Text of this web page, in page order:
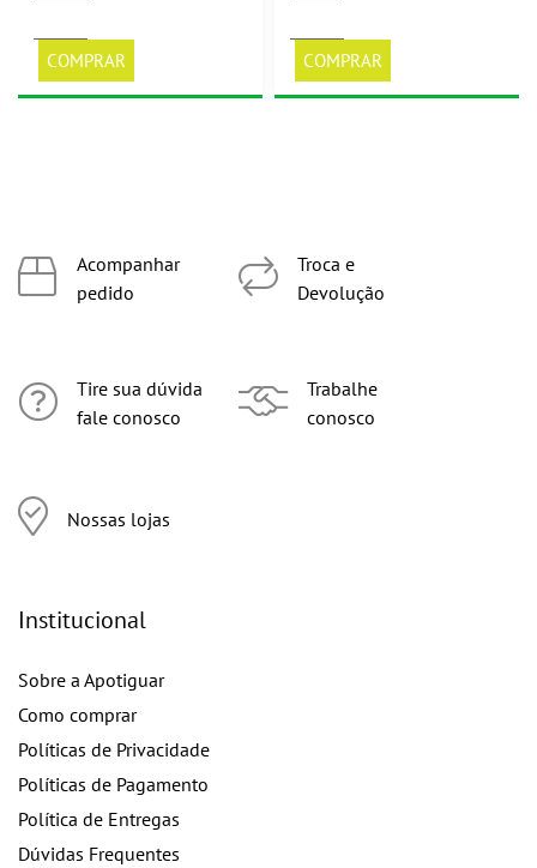
COMPRAR COMPRAR
Acompanhar
pedido
Tire sua dúvida
fale conosco
Nossas lojas
Troca e
Devolução
Trabalhe
conosco
Institucional
Sobre a Apotiguar
Como comprar
Políticas de Privacidade
Políticas de Pagamento
Política de Entregas
Dúvidas Frequentes